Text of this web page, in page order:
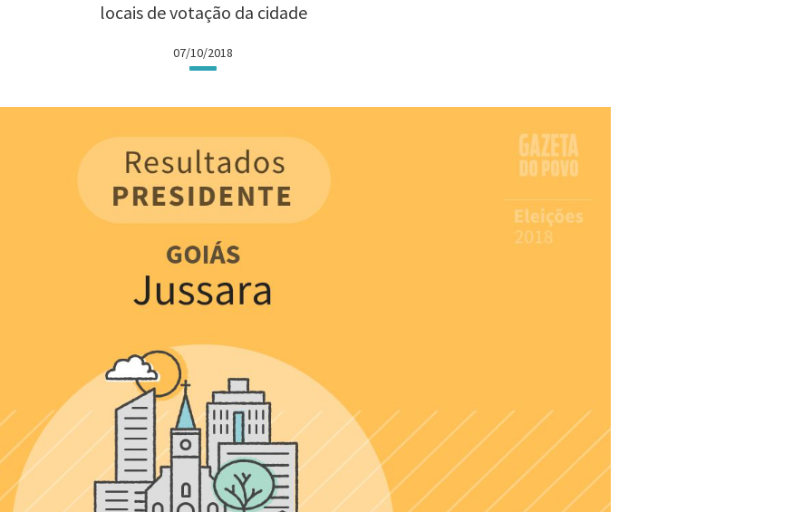
locais de votação da cidade
07/10/2018